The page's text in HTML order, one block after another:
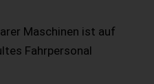
Maschinen ist auf
Fahrpersonal